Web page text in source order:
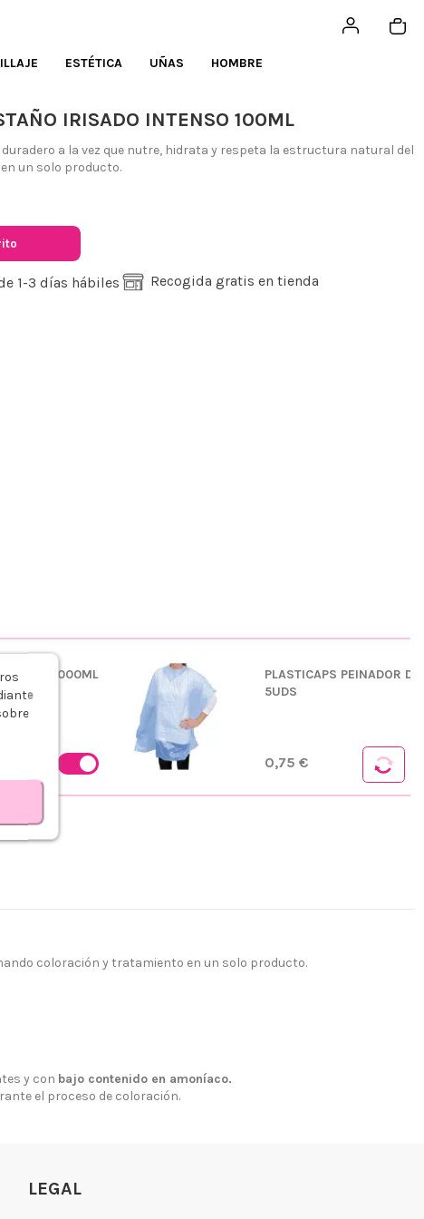
ESTÉTICA UÑAS HOMBRE
IRISADO INTENSO 100ML
a la vez que nutre, hidrata y respeta la estructura natural del
un solo producto.
1-3 días hábiles Recogida gratis en tienda
6% 1000ML
PLASTICAPS PEINADOR
5UDS
0,75 €
coloración y tratamiento en un solo producto.
y con bajo contenido en amoníaco.
el proceso de coloración.
LEGAL